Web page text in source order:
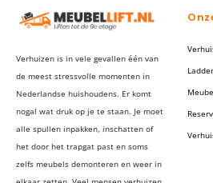
Verhuizen is in vele gevallen één van
de meest stressvolle momenten in
Nederlandse huishoudens. Er komt
nogal wat druk op je te staan. Je moet
alle spullen inpakken, inschatten of
het door het trapgat past en soms
zelfs meubels demonteren en weer in